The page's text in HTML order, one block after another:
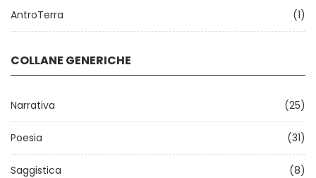
AntroTerra (1)
COLLANE GENERICHE
Narrativa (25)
Poesia (31)
Saggistica (8)